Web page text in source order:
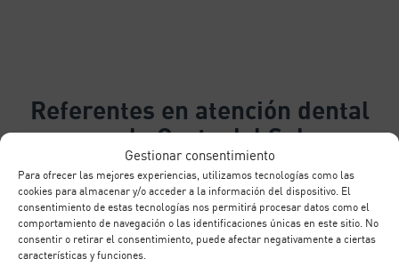
Gestionar consentimiento
Para ofrecer las mejores experiencias, utilizamos tecnologías como las
cookies para almacenar y/o acceder a la información del dispositivo. El
consentimiento de estas tecnologías nos permitirá procesar datos como el
comportamiento de navegación o las identificaciones únicas en este sitio. No
consentir o retirar el consentimiento, puede afectar negativamente a ciertas
características y funciones.
Referentes en atención dental
en la Costa del Sol
Si quieres unaatención de calidadal elegir un
dentista enMarbella,FuengirolaoBenalmádena
nuestro equipo deespecialistas en Clínicas Queipo
está listo para brindarte un servicio excepcional.